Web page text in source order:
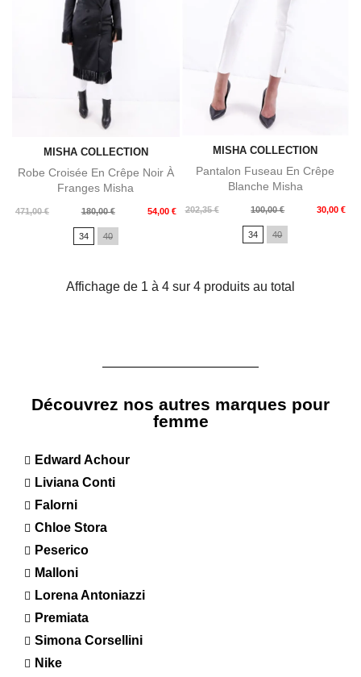
MISHA COLLECTION
Robe Croisée En Crêpe Noir À
Franges Misha
471,00 €
Prix
180,00 € 54,00 €
Prix
34 40
MISHA COLLECTION
Pantalon Fuseau En Crêpe
Blanche Misha
202,35 €
Prix
100,00 € 30,00 €
Prix
34 40
Affichage de 1 à 4 sur 4 produits au total
Découvrez nos autres marques pour
femme
Edward Achour
Liviana Conti
Falorni
Chloe Stora
Peserico
Malloni
Lorena Antoniazzi
Premiata
Simona Corsellini
Nike